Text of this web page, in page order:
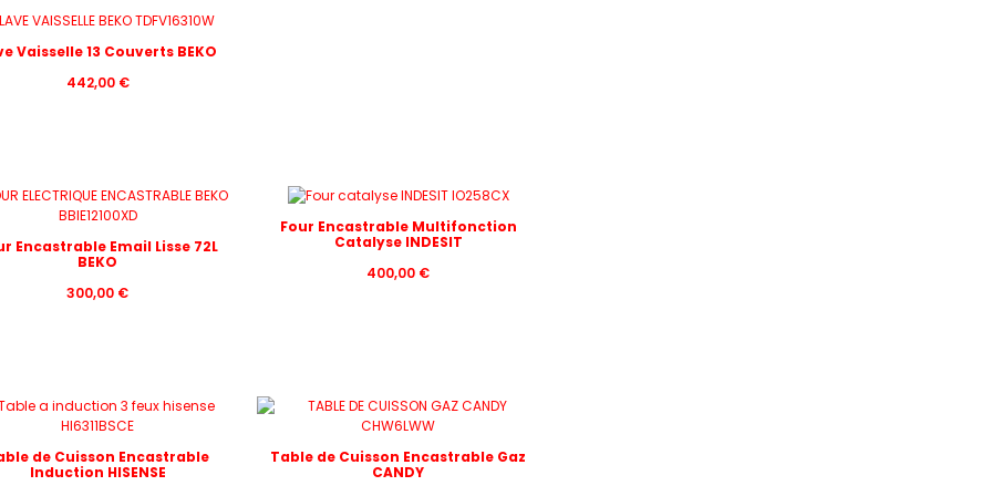
Vaisselle 13 Couverts BEKO
442,00 €
Encastrable Email Lisse 72L
BEKO
300,00 €
Four Encastrable Multifonction
Catalyse INDESIT
400,00 €
de Cuisson Encastrable
Induction HISENSE
Table de Cuisson Encastrable Gaz
CANDY